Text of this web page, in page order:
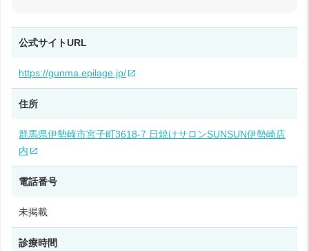
公式サイトURL
https://gunma.epilage.jp/
住所
群馬県伊勢崎市宮子町3618‑7 日焼けサロンSUNSUN伊勢崎店
内
電話番号
未掲載
診療時間